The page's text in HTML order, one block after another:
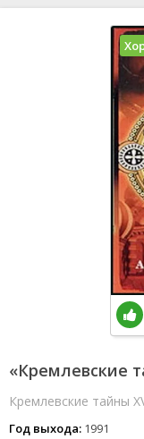
«Кремлевские
Кремлевские тайны
Год выхода: 1991